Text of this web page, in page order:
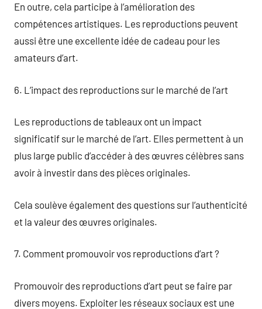
En outre, cela participe à l’amélioration des
compétences artistiques. Les reproductions peuvent
aussi être une excellente idée de cadeau pour les
amateurs d’art.
6. L’impact des reproductions sur le marché de l’art
Les reproductions de tableaux ont un impact
significatif sur le marché de l’art. Elles permettent à un
plus large public d’accéder à des œuvres célèbres sans
avoir à investir dans des pièces originales.
Cela soulève également des questions sur l’authenticité
et la valeur des œuvres originales.
7. Comment promouvoir vos reproductions d’art ?
Promouvoir des reproductions d’art peut se faire par
divers moyens. Exploiter les réseaux sociaux est une